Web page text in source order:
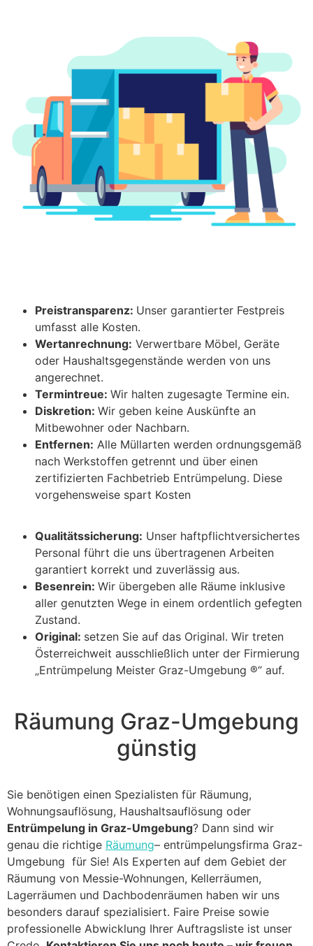
Preistransparenz: Unser garantierter Festpreis
umfasst alle Kosten.
Wertanrechnung: Verwertbare Möbel, Geräte
oder Haushaltsgegenstände werden von uns
angerechnet.
Termintreue: Wir halten zugesagte Termine ein.
Diskretion: Wir geben keine Auskünfte an
Mitbewohner oder Nachbarn.
Entfernen: Alle Müllarten werden ordnungsgemäß
nach Werkstoffen getrennt und über einen
zertifizierten Fachbetrieb Entrümpelung. Diese
vorgehensweise spart Kosten
Qualitätssicherung: Unser haftpflichtversichertes
Personal führt die uns übertragenen Arbeiten
garantiert korrekt und zuverlässig aus.
Besenrein: Wir übergeben alle Räume inklusive
aller genutzten Wege in einem ordentlich gefegten
Zustand.
Original: setzen Sie auf das Original. Wir treten
Österreichweit ausschließlich unter der Firmierung
„Entrümpelung Meister Graz-Umgebung ®“ auf.
Räumung Graz-Umgebung
günstig
Sie benötigen einen Spezialisten für Räumung,
Wohnungsauflösung, Haushaltsauflösung oder
Entrümpelung in Graz-Umgebung? Dann sind wir
genau die richtige Räumung– entrümpelungsfirma Graz-
Umgebung für Sie! Als Experten auf dem Gebiet der
Räumung von Messie-Wohnungen, Kellerräumen,
Lagerräumen und Dachbodenräumen haben wir uns
besonders darauf spezialisiert. Faire Preise sowie
professionelle Abwicklung Ihrer Auftragsliste ist unser